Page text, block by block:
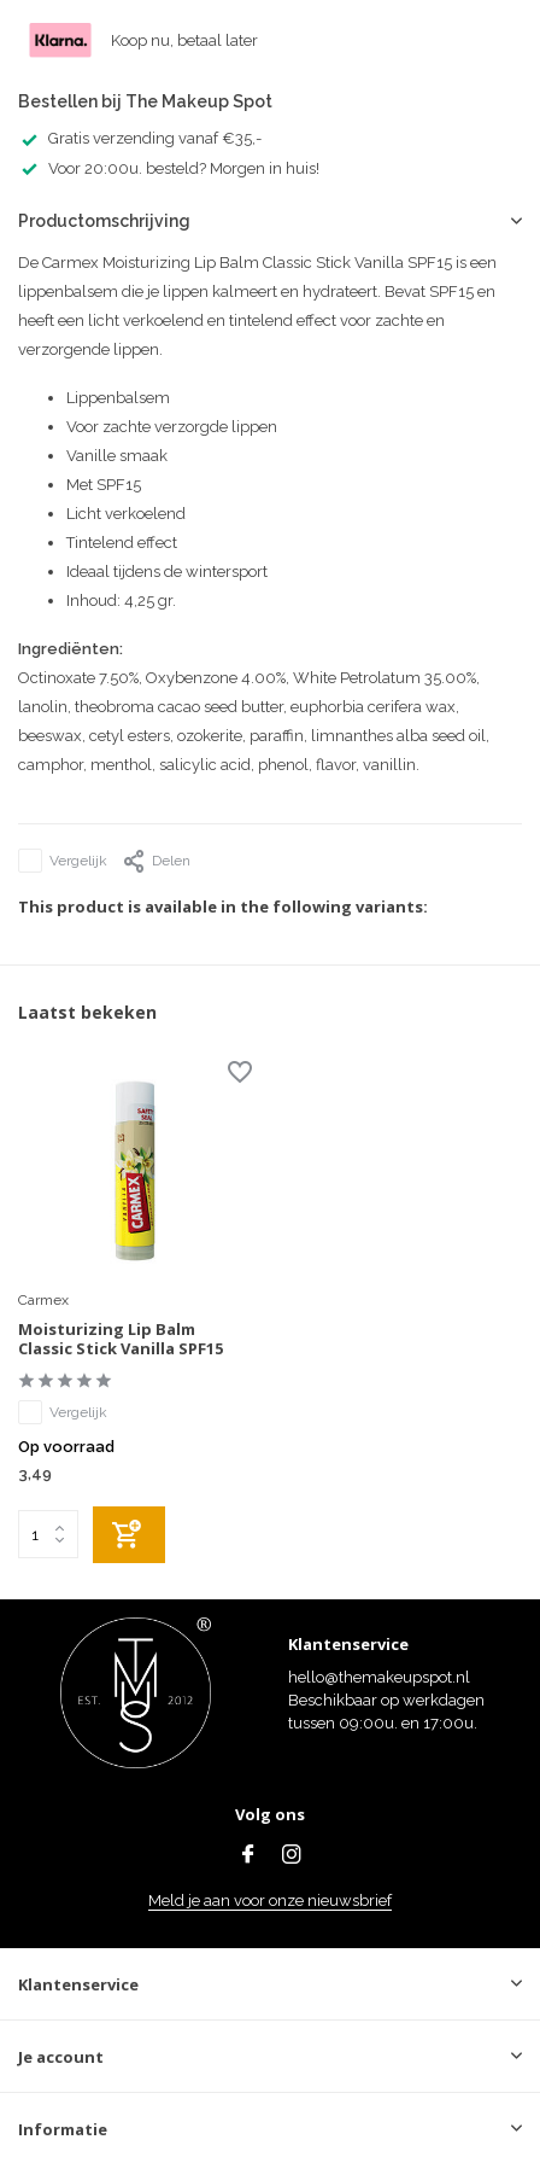
Koop nu, betaal later
Bestellen bij The Makeup Spot
Gratis verzending vanaf €35,-
Voor 20:00u. besteld? Morgen in huis!
Productomschrijving
De Carmex Moisturizing Lip Balm Classic Stick Vanilla SPF15 is een
lippenbalsem die je lippen kalmeert en hydrateert. Bevat SPF15 en
heeft een licht verkoelend en tintelend effect voor zachte en
verzorgende lippen.
Lippenbalsem
Voor zachte verzorgde lippen
Vanille smaak
Met SPF15
Licht verkoelend
Tintelend effect
Ideaal tijdens de wintersport
Inhoud: 4,25 gr.
Ingrediënten:
Octinoxate 7.50%, Oxybenzone 4.00%, White Petrolatum 35.00%,
lanolin, theobroma cacao seed butter, euphorbia cerifera wax,
beeswax, cetyl esters, ozokerite, paraffin, limnanthes alba seed oil,
camphor, menthol, salicylic acid, phenol, flavor, vanillin.
Vergelijk Delen
This product is available in the following variants:
Laatst bekeken
Carmex
Moisturizing Lip Balm
Classic Stick Vanilla SPF15
Vergelijk
Op voorraad
3,49
Klantenservice
hello@themakeupspot.nl
Beschikbaar op werkdagen
tussen 09:00u. en 17:00u.
Volg ons
Meld je aan voor onze nieuwsbrief
Klantenservice
Je account
Informatie